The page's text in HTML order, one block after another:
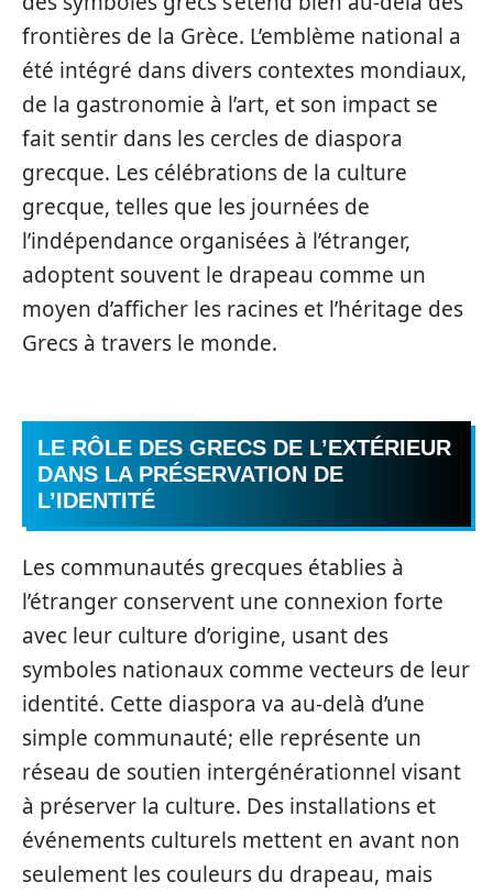
frontières de la Grèce. L’emblème national a
été intégré dans divers contextes mondiaux,
de la gastronomie à l’art, et son impact se
fait sentir dans les cercles de diaspora
grecque. Les célébrations de la culture
grecque, telles que les journées de
l’indépendance organisées à l’étranger,
adoptent souvent le drapeau comme un
moyen d’afficher les racines et l’héritage des
Grecs à travers le monde.
LE RÔLE DES GRECS DE L’EXTÉRIEUR
DANS LA PRÉSERVATION DE
L’IDENTITÉ
Les communautés grecques établies à
l’étranger conservent une connexion forte
avec leur culture d’origine, usant des
symboles nationaux comme vecteurs de leur
identité. Cette diaspora va au-delà d’une
simple communauté; elle représente un
réseau de soutien intergénérationnel visant
à préserver la culture. Des installations et
événements culturels mettent en avant non
seulement les couleurs du drapeau, mais